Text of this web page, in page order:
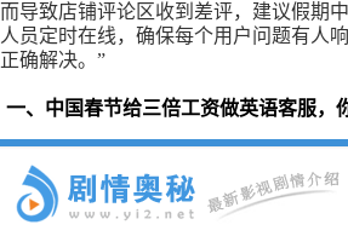
而导致店铺评论区收到差评，建议假期
人员定时在线，确保每个用户问题有人
正确解决。”
一、中国春节给三倍工资做英语客服，